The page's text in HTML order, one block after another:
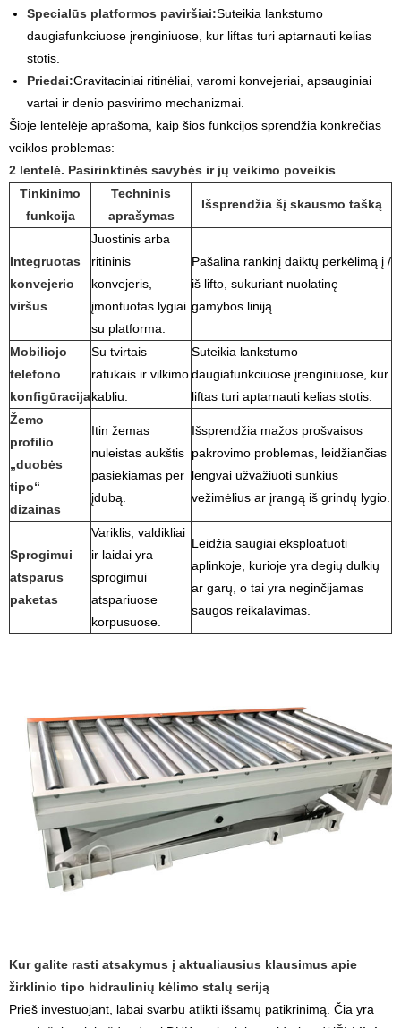
Specialūs platformos paviršiai:Suteikia lankstumo
daugiafunkciuose įrenginiuose, kur liftas turi aptarnauti kelias
stotis.
Priedai:Gravitaciniai ritinėliai, varomi konvejeriai, apsauginiai
vartai ir denio pasvirimo mechanizmai.
Šioje lentelėje aprašoma, kaip šios funkcijos sprendžia konkrečias
veiklos problemas:
2 lentelė. Pasirinktinės savybės ir jų veikimo poveikis
Tinkinimo
funkcija
Techninis
aprašymas
Išsprendžia šį skausmo tašką
Integruotas
konvejerio
viršus
Juostinis arba
ritininis
konvejeris,
įmontuotas lygiai
su platforma.
Pašalina rankinį daiktų perkėlimą į /
iš lifto, sukuriant nuolatinę
gamybos liniją.
Mobiliojo
telefono
konfigūracija
Su tvirtais
ratukais ir vilkimo
kabliu.
Suteikia lankstumo
daugiafunkciuose įrenginiuose, kur
liftas turi aptarnauti kelias stotis.
Žemo
profilio
„duobės
tipo“
dizainas
Itin žemas
nuleistas aukštis
pasiekiamas per
įdubą.
Išsprendžia mažos prošvaisos
pakrovimo problemas, leidžiančias
lengvai užvažiuoti sunkius
vežimėlius ar įrangą iš grindų lygio.
Sprogimui
atsparus
paketas
Variklis, valdikliai
ir laidai yra
sprogimui
atspariuose
korpusuose.
Leidžia saugiai eksploatuoti
aplinkoje, kurioje yra degių dulkių
ar garų, o tai yra neginčijamas
saugos reikalavimas.
Kur galite rasti atsakymus į aktualiausius klausimus apie
žirklinio tipo hidraulinių kėlimo stalų seriją
Prieš investuojant, labai svarbu atlikti išsamų patikrinimą. Čia yra